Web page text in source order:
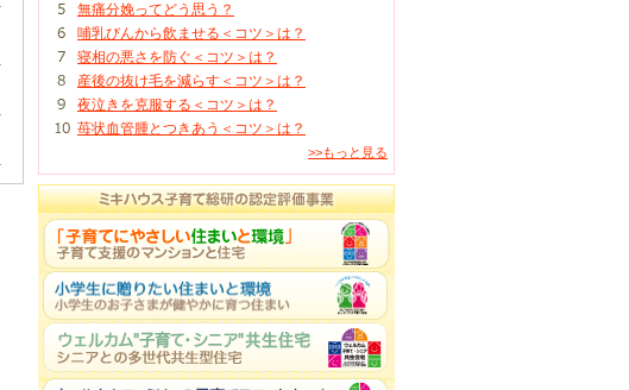
無痛分娩ってどう思う？
哺乳びんから飲ませる＜コツ＞は？
寝相の悪さを防ぐ＜コツ＞は？
産後の抜け毛を減らす＜コツ＞は？
夜泣きを克服する＜コツ＞は？
苺状血管腫とつきあう＜コツ＞は？
>>もっと見る